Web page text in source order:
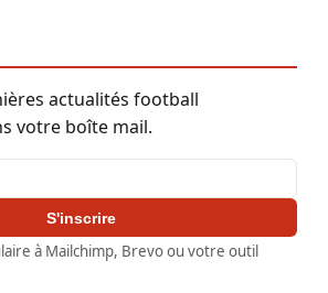
actualités football
votre boîte mail.
S'inscrire
à Mailchimp, Brevo ou votre outil